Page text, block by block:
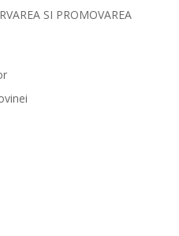
SI PROMOVAREA